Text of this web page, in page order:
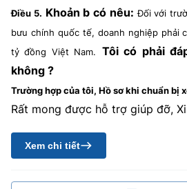
Điều 5. Khoản b có nêu:Đối với
bưu chính quốc tế, doanh nghiệp phải
tỷ đồng Việt Nam.
Tôi có phải
không ?
Trường hợp của tôi, Hồ sơ khi chuẩn bị
Rất mong được hỗ trợ giúp đỡ,
Xem chi tiết